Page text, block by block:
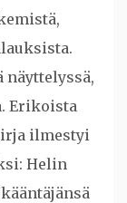
näyttelyssä,
Erikoista
ilmestyi
Helin